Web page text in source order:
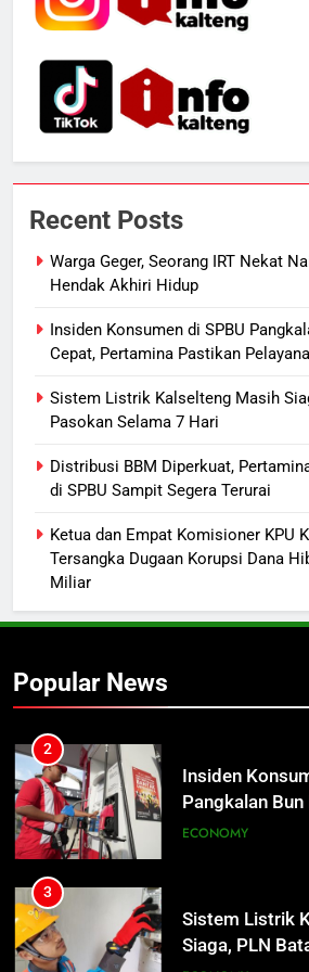
Recent Posts
Warga Geger, Seorang IRT Nekat
Hendak Akhiri Hidup
Insiden Konsumen di SPBU
Cepat, Pertamina Pastikan
Sistem Listrik Kalselteng Masih
Pasokan Selama 7 Hari
Distribusi BBM Diperkuat,
di SPBU Sampit Segera Terurai
Ketua dan Empat Komisioner KPU
Tersangka Dugaan Korupsi Dana
Miliar
Popular News
6
Segera
Listrik di Kalsel-
NUSANTARA
Warga
Luffy,
NUSANTARA
8
Tak Ada Lagi
ECONOMY
1
Warga Geger,
Hidup
REGION
Insiden
Pangkalan
Pertamina
Tetap Jalan
3
Sistem Listrik
Siaga, PLN
7 Hari
ECONOMY
4
Distribusi BBM
Pertamina